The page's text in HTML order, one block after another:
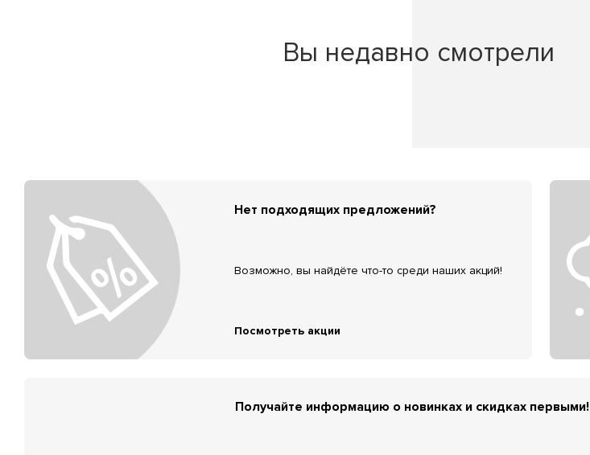
Вы недавно смотрели
Нет подходящих предложений?
Возможно, вы найдёте что-то среди наших акций!
Посмотреть акции
Получайте информацию о новинках и скидках первыми!